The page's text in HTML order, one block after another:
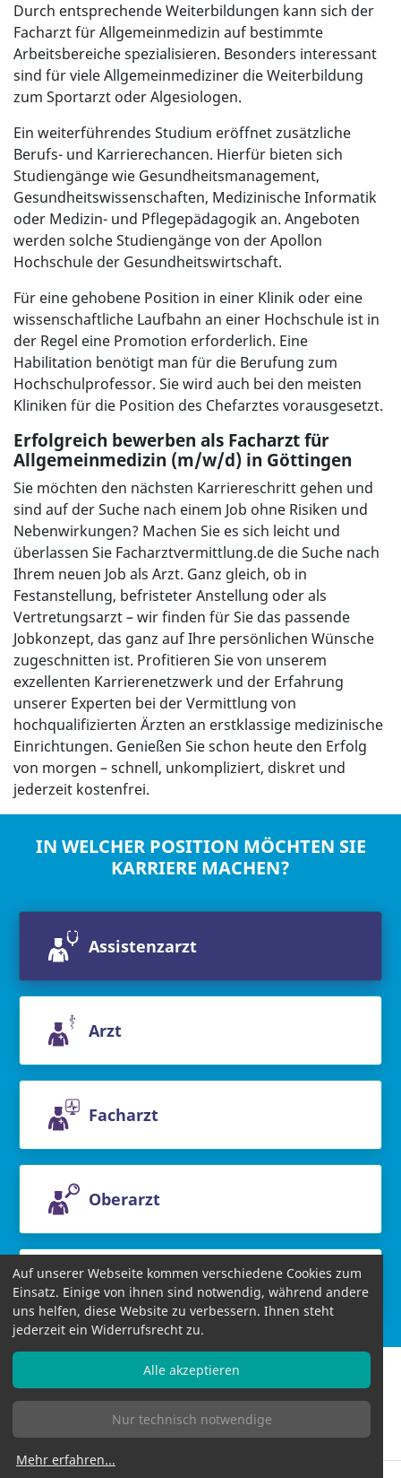
Durch entsprechende Weiterbildungen kann sich der
Facharzt für Allgemeinmedizin auf bestimmte
Arbeitsbereiche spezialisieren. Besonders interessant
sind für viele Allgemeinmediziner die Weiterbildung
zum Sportarzt oder Algesiologen.
Ein weiterführendes Studium eröffnet zusätzliche
Berufs- und Karrierechancen. Hierfür bieten sich
Studiengänge wie Gesundheitsmanagement,
Gesundheitswissenschaften, Medizinische Informatik
oder Medizin- und Pflegepädagogik an. Angeboten
werden solche Studiengänge von der Apollon
Hochschule der Gesundheitswirtschaft.
Für eine gehobene Position in einer Klinik oder eine
wissenschaftliche Laufbahn an einer Hochschule ist in
der Regel eine Promotion erforderlich. Eine
Habilitation benötigt man für die Berufung zum
Hochschulprofessor. Sie wird auch bei den meisten
Kliniken für die Position des Chefarztes vorausgesetzt.
Erfolgreich bewerben als Facharzt für
Allgemeinmedizin (m/w/d) in Göttingen
Sie möchten den nächsten Karriereschritt gehen und
sind auf der Suche nach einem Job ohne Risiken und
Nebenwirkungen? Machen Sie es sich leicht und
überlassen Sie Facharztvermittlung.de die Suche nach
Ihrem neuen Job als Arzt. Ganz gleich, ob in
Festanstellung, befristeter Anstellung oder als
Vertretungsarzt – wir finden für Sie das passende
Jobkonzept, das ganz auf Ihre persönlichen Wünsche
zugeschnitten ist. Profitieren Sie von unserem
exzellenten Karrierenetzwerk und der Erfahrung
unserer Experten bei der Vermittlung von
hochqualifizierten Ärzten an erstklassige medizinische
Einrichtungen. Genießen Sie schon heute den Erfolg
von morgen – schnell, unkompliziert, diskret und
jederzeit kostenfrei.
IN WELCHER POSITION MÖCHTEN SIE
KARRIERE MACHEN?
Assistenzarzt
Arzt
Facharzt
Oberarzt
Chefarzt
AGB Datenschutzbestimmungen
Bildnachweise
Auf unserer Webseite kommen verschiedene Cookies zum
Einsatz. Einige von ihnen sind notwendig, während andere
uns helfen, diese Website zu verbessern. Ihnen steht
jederzeit ein Widerrufsrecht zu.
Nur technisch notwendige
Alle akzeptieren
Mehr erfahren...